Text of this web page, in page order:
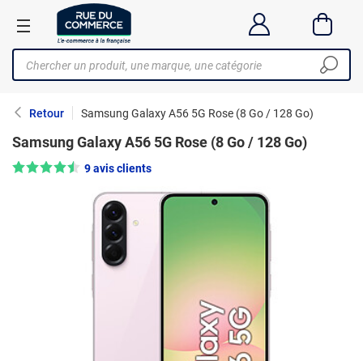
Retour Samsung Galaxy A56 5G Rose (8 Go / 128 Go)
Samsung Galaxy A56 5G Rose (8 Go / 128 Go)
Note : 4.5/5 — 9 avis clients